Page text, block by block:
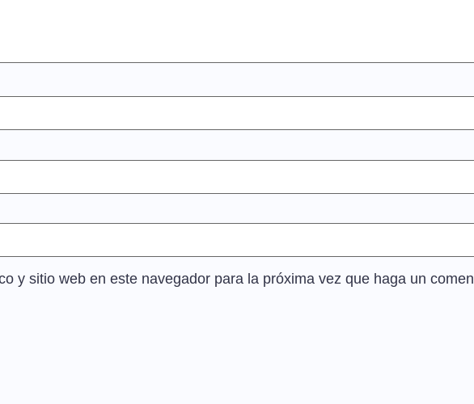
y sitio web en este navegador para la próxima vez que haga un